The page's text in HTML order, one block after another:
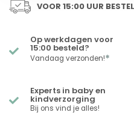
VOOR 15:00 UUR
Op werkdagen voor
15:00 besteld?
Vandaag verzonden!*
Experts in baby en
kindverzorging
Bij ons vind je alles!